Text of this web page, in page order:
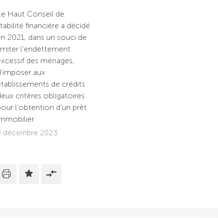
Haut Conseil de
financière a décidé
2021, dans un souci de
l’endettement
des ménages,
aux
de crédits
critères obligatoires
l’obtention d’un prêt
décembre 2023